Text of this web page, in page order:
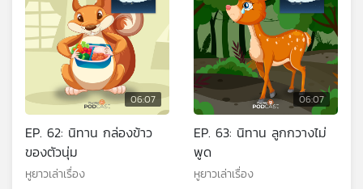
06:07
EP. 62: นิทาน กล่องข้าว
ของตัวนุ่ม
หูยาวเล่าเรื่อง
06:07
EP. 63: นิทาน ลูกกวางไม่
พูด
หูยาวเล่าเรื่อง